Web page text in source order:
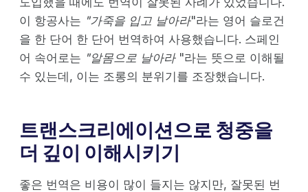
이 항공사는 "가죽을 입고 날아라"라는 영어 슬로건
을 한 단어 한 단어 번역하여 사용했습니다. 스페인
어 속어로는 "알몸으로 날아라 "라는 뜻으로 이해될
수 있는데, 이는 조롱의 분위기를 조장했습니다.
트랜스크리에이션으로 청중을
더 깊이 이해시키기
좋은 번역은 비용이 많이 들지는 않지만, 잘못된 번